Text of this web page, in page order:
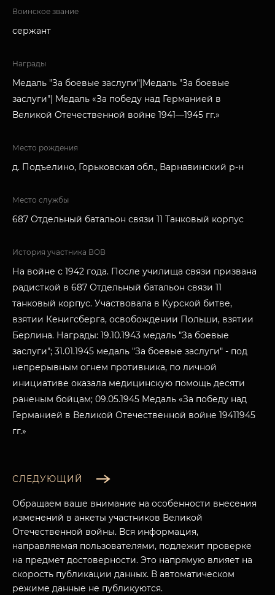
МУЗЕЙНЫЙ КОМПЛЕКС
ПОСЕТИТЕЛЯМ
НАЗАД
Воинское звание
сержант
Награды
Медаль "За боевые заслуги"|Медаль "За боевые
заслуги"| Медаль «За победу над Германией в
Великой Отечественной войне 1941—1945 гг.»
Место рождения
д. Подъелино, Горьковская обл., Варнавинский р-н
Место службы
687 Отдельный батальон связи 11 Танковый корпус
История участника ВОВ
На войне с 1942 года. После училища связи призвана
радисткой в 687 Отдельный батальон связи 11
танковый корпус. Участвовала в Курской битве,
взятии Кенигсберга, освобождении Польши, взятии
Берлина. Награды: 19.10.1943 медаль "За боевые
заслуги"; 31.01.1945 медаль "За боевые заслуги" - под
непрерывным огнем противника, по личной
инициативе оказала медицинскую помощь десяти
раненым бойцам; 09.05.1945 Медаль «За победу над
Германией в Великой Отечественной войне 19411945
гг.»
СЛЕДУЮЩИЙ
Обращаем ваше внимание на особенности внесения
изменений в анкеты участников Великой
Отечественной войны. Вся информация,
направляемая пользователями, подлежит проверке
на предмет достоверности. Это напрямую влияет на
скорость публикации данных. В автоматическом
режиме данные не публикуются.